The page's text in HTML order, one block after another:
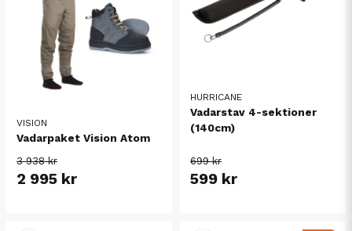
VISION
Vadarpaket Vision Atom
3 938 kr
2 995 kr
HURRICANE
Vadarstav 4-sektioner
(140cm)
699 kr
599 kr